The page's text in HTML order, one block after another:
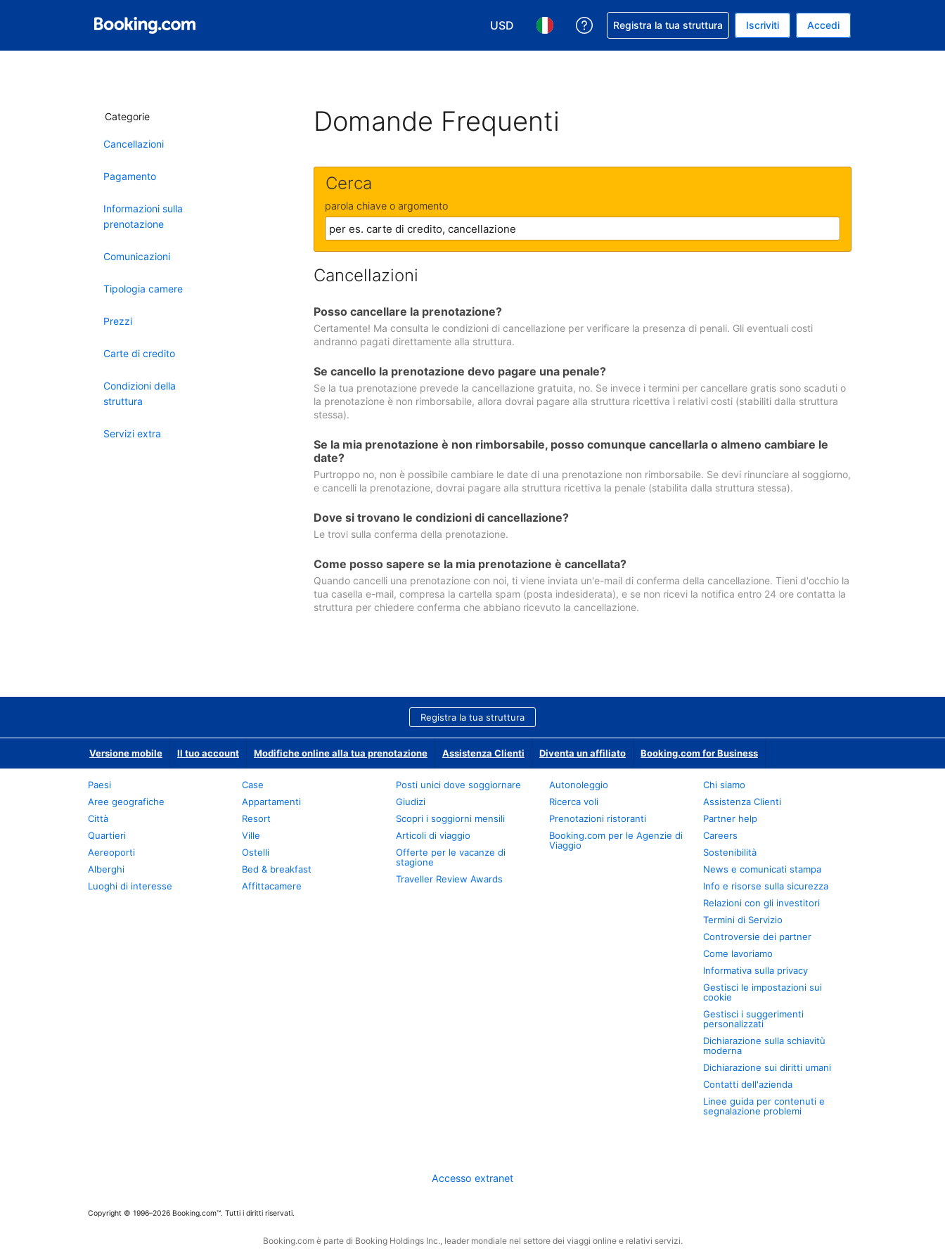
USD
Scegli la tua valuta. Valuta attuale: Dollaro statunitense
Scegli la tua lingua. Lingua attuale: Italiano
Ricevi aiuto con la prenotazione
Registra la tua struttura Iscriviti Accedi
Categorie
Cancellazioni
Pagamento
Informazioni sulla
prenotazione
Comunicazioni
Tipologia camere
Prezzi
Carte di credito
Condizioni della
struttura
Servizi extra
Domande Frequenti
Cerca
parola chiave o argomento
Cancellazioni
Posso cancellare la prenotazione?
Certamente! Ma consulta le condizioni di cancellazione per verificare la presenza di penali. Gli eventuali costi
andranno pagati direttamente alla struttura.
Se cancello la prenotazione devo pagare una penale?
Se la tua prenotazione prevede la cancellazione gratuita, no. Se invece i termini per cancellare gratis sono scaduti o
la prenotazione è non rimborsabile, allora dovrai pagare alla struttura ricettiva i relativi costi (stabiliti dalla struttura
stessa).
Se la mia prenotazione è non rimborsabile, posso comunque cancellarla o almeno cambiare le
date?
Purtroppo no, non è possibile cambiare le date di una prenotazione non rimborsabile. Se devi rinunciare al soggiorno,
e cancelli la prenotazione, dovrai pagare alla struttura ricettiva la penale (stabilita dalla struttura stessa).
Dove si trovano le condizioni di cancellazione?
Le trovi sulla conferma della prenotazione.
Come posso sapere se la mia prenotazione è cancellata?
Quando cancelli una prenotazione con noi, ti viene inviata un'e-mail di conferma della cancellazione. Tieni d'occhio la
tua casella e-mail, compresa la cartella spam (posta indesiderata), e se non ricevi la notifica entro 24 ore contatta la
struttura per chiedere conferma che abbiano ricevuto la cancellazione.
Registra la tua struttura
Versione mobile Il tuo account Modifiche online alla tua prenotazione Assistenza Clienti Diventa un affiliato Booking.com for Business
Paesi
Aree geografiche
Città
Quartieri
Aereoporti
Alberghi
Luoghi di interesse
Case
Appartamenti
Resort
Ville
Ostelli
Bed & breakfast
Affittacamere
Posti unici dove soggiornare
Giudizi
Scopri i soggiorni mensili
Articoli di viaggio
Offerte per le vacanze di
stagione
Traveller Review Awards
Autonoleggio
Ricerca voli
Prenotazioni ristoranti
Booking.com per le Agenzie di
Viaggio
Chi siamo
Assistenza Clienti
Partner help
Careers
Sostenibilità
News e comunicati stampa
Info e risorse sulla sicurezza
Relazioni con gli investitori
Termini di Servizio
Controversie dei partner
Come lavoriamo
Informativa sulla privacy
Gestisci le impostazioni sui
cookie
Gestisci i suggerimenti
personalizzati
Dichiarazione sulla schiavitù
moderna
Dichiarazione sui diritti umani
Contatti dell'azienda
Linee guida per contenuti e
segnalazione problemi
Accesso extranet
Copyright © 1996–2026 Booking.com™. Tutti i diritti riservati.
Booking.com è parte di Booking Holdings Inc., leader mondiale nel settore dei viaggi online e relativi servizi.